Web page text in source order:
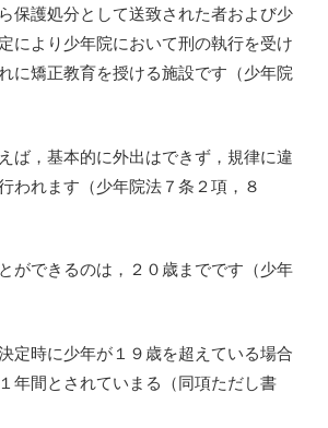
保護処分として送致された者および少
により少年院において刑の執行を受け
に矯正教育を授ける施設です（少年院
ば，基本的に外出はできず，規律に違
われます（少年院法７条２項，８
ができるのは，２０歳までです（少年
定時に少年が１９歳を超えている場合
年間とされていまる（同項ただし書